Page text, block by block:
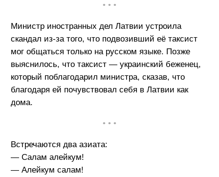
• • •
Министр иностранных дел Латвии устроила
скандал из-за того, что подвозивший её таксист
мог общаться только на русском языке. Позже
выяснилось, что таксист — украинский беженец,
который поблагодарил министра, сказав, что
благодаря ей почувствовал себя в Латвии как
дома.
• • •
Встречаются два азиата:
— Салам алейкум!
— Алейкум салам!